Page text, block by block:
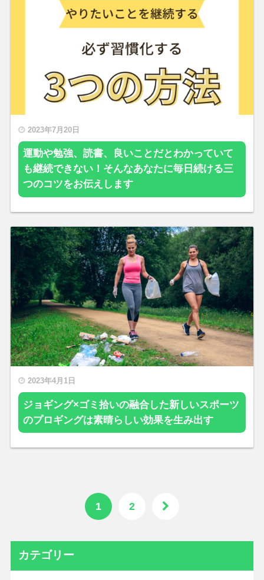
2023年7月20日
運動や勉強、読書、良いことだとわかっていて
も継続できない！そんなあなたに毎日続ける三
つのコツをお伝えします
2023年4月1日
ジョギング×ゴミ拾いの融合した新しいスポーツ
のプロギングは素晴らしい効果を生み出す
1 2
カテゴリー